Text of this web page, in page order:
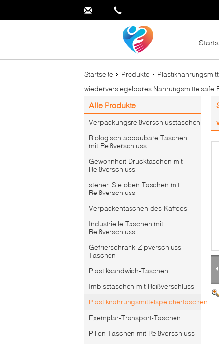
Startseite Produkte
wiederversiegelbares Nahrungsmittelsafe
Alle Produkte
Verpackungsreißverschlusstaschen
Biologisch abbaubare Taschen
mit Reißverschluss
Gewohnheit Drucktaschen mit
Reißverschluss
stehen Sie oben Taschen mit
Reißverschluss
Verpackentaschen des Kaffees
Industrielle Taschen mit
Reißverschluss
Gefrierschrank-Zipverschluss-
Taschen
Plastiksandwich-Taschen
Imbisstaschen mit Reißverschluss
Plastiknahrungsmittelspeichertaschen
Exemplar-Transport-Taschen
Pillen-Taschen mit Reißverschluss